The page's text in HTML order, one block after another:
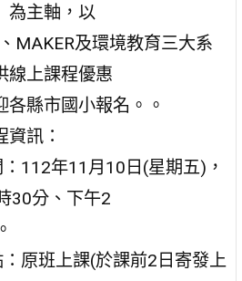
為主軸，以
MAKER及環境教育三大系
線上課程優惠
各縣市國小報名。。
資訊：
112年11月10日(星期五)，
30分、下午2
原班上課(於課前2日寄發上